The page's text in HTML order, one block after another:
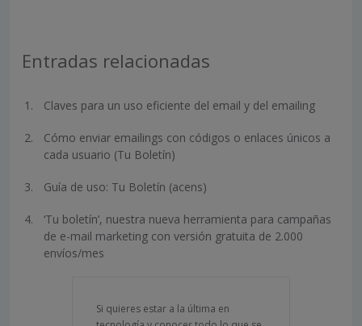
Entradas relacionadas
Claves para un uso eficiente del email y del emailing
Cómo enviar emailings con códigos o enlaces únicos a
cada usuario (Tu Boletín)
Guía de uso: Tu Boletín (acens)
‘Tu boletín’, nuestra nueva herramienta para campañas
de e-mail marketing con versión gratuita de 2.000
envíos/mes
Si quieres estar a la última en